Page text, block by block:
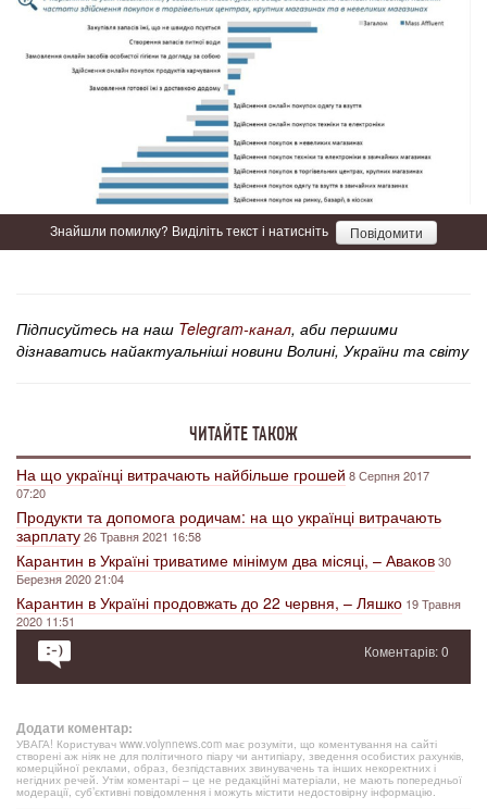
Знайшли помилку? Виділіть текст і натисніть Повідомити
Підписуйтесь на наш Telegram-канал, аби першими
дізнаватись найактуальніші новини Волині, України та світу
ЧИТАЙТЕ ТАКОЖ
На що українці витрачають найбільше грошей 8 Серпня 2017
07:20
Продукти та допомога родичам: на що українці витрачають
зарплату26 Травня 2021 16:58
Карантин в Україні триватиме мінімум два місяці, – Аваков30
Березня 2020 21:04
Карантин в Україні продовжать до 22 червня, – Ляшко 19 Травня
2020 11:51
Коментарів: 0
Додати коментар:
УВАГА! Користувач www.volynnews.com має розуміти, що коментування на сайті
створені аж ніяк не для політичного піару чи антипіару, зведення особистих рахунків,
комерційної реклами, образ, безпідставних звинувачень та інших некоректних і
негідних речей. Утім коментарі – це не редакційні матеріали, не мають попередньої
модерації, суб’єктивні повідомлення і можуть містити недостовірну інформацію.